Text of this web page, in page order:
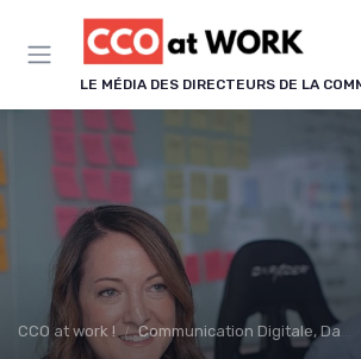
LE MÉDIA DES DIRECTEURS DE LA
CCO at work ! Communication Digitale, Data & IA
Panneau de gestion des cookies